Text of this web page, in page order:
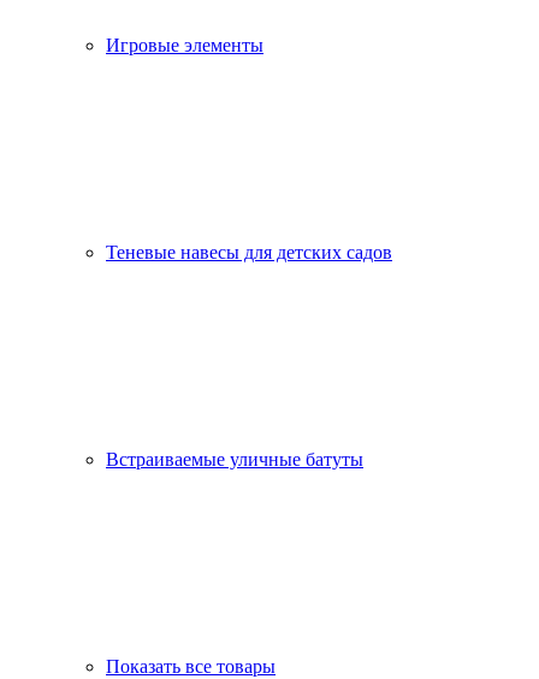
Игровые элементы
Теневые навесы для детских садов
Встраиваемые уличные батуты
Показать все товары